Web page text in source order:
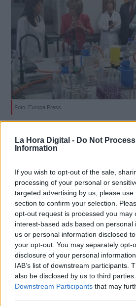
La Hora Digital - Do Not
Information
If you wish to opt-out of the sale,
processing of your personal or
targeted advertising by us, please
section to confirm your selection.
opt-out request is processed you may
interest-based ads based on personal
us or personal information disclosed
your opt-out. You may separately opt-
disclosure of your personal
IAB’s list of downstream participants.
also be disclosed by us to third parties
Downstream Participants that may
Foto: Europa Press
inspectores y analistas
PorSara Gómez
Más artículos de este autor
miércoles, 5 de junio de 2019